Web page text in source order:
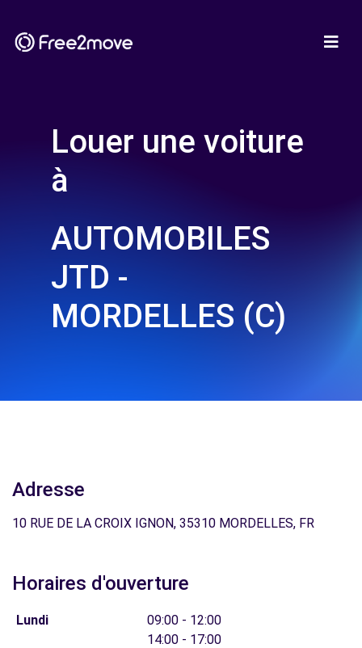
Louer une voiture
à
AUTOMOBILES
JTD -
MORDELLES (C)
Adresse
10 RUE DE LA CROIX IGNON, 35310 MORDELLES, FR
Horaires d'ouverture
Lundi
09:00 - 12:00
14:00 - 17:00